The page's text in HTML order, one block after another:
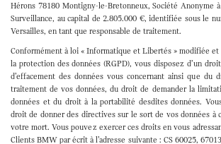
Hérons 78180 Montigny-le-Bretonneux, Société Anonyme
Surveillance, au capital de 2.805.000 €, identifiée sous le
Versailles, en tant que responsable de traitement.
Conformément à loi « Informatique et Libertés » modifiée et
la protection des données (RGPD), vous disposez d’un
d’effacement des données vous concernant ainsi que du
traitement de vos données, du droit de demander la
données et du droit à la portabilité desdites données.
droit de donner des directives sur le sort de vos données à
votre mort. Vous pouvez exercer ces droits en vous
Clients BMW par écrit à l’adresse suivante : CS 60025,